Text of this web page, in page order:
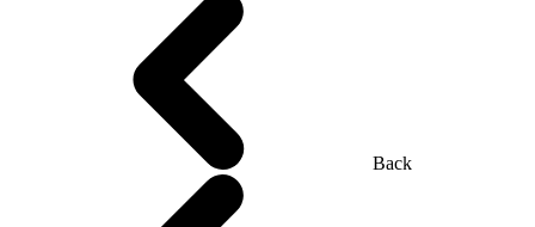
Back